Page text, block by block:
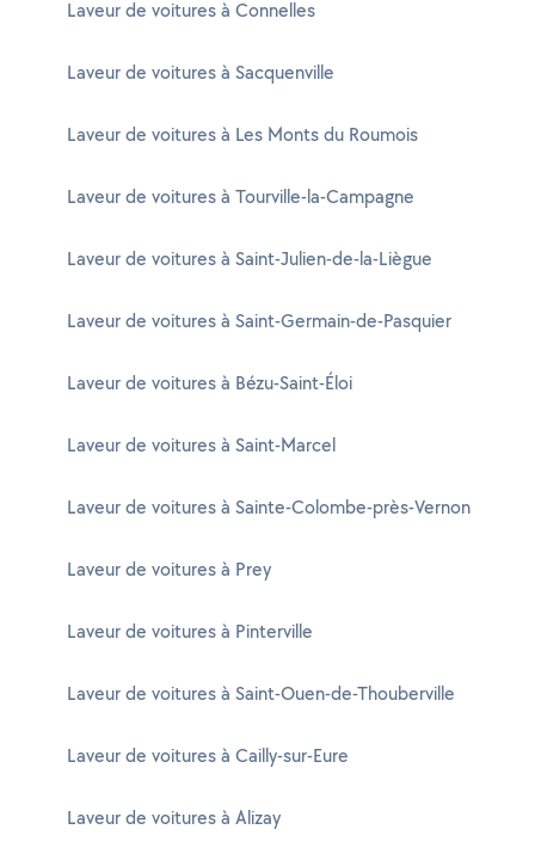
Laveur de voitures à Connelles
Laveur de voitures à Sacquenville
Laveur de voitures à Les Monts du Roumois
Laveur de voitures à Tourville-la-Campagne
Laveur de voitures à Saint-Julien-de-la-Liègue
Laveur de voitures à Saint-Germain-de-Pasquier
Laveur de voitures à Bézu-Saint-Éloi
Laveur de voitures à Saint-Marcel
Laveur de voitures à Sainte-Colombe-près-Vernon
Laveur de voitures à Prey
Laveur de voitures à Pinterville
Laveur de voitures à Saint-Ouen-de-Thouberville
Laveur de voitures à Cailly-sur-Eure
Laveur de voitures à Alizay